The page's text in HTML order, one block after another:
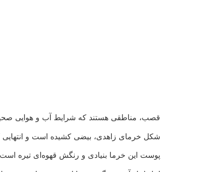
قصب، مناطقی هستند که شرایط آب و هوایی
شکل خرمای زاهدی، بیضی کشیده است و انتهایی
پوست این خرما بنیادی و رنگش قهوه‌ای تیره